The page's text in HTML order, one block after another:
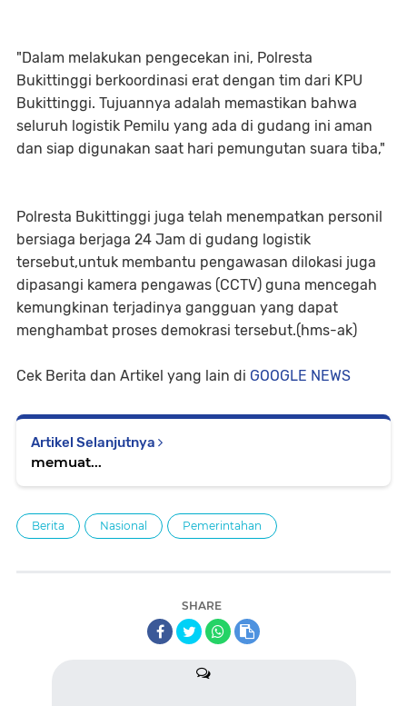
"Dalam melakukan pengecekan ini, Polresta
Bukittinggi berkoordinasi erat dengan tim dari KPU
Bukittinggi. Tujuannya adalah memastikan bahwa
seluruh logistik Pemilu yang ada di gudang ini aman
dan siap digunakan saat hari pemungutan suara tiba,"
Polresta Bukittinggi juga telah menempatkan personil
bersiaga berjaga 24 Jam di gudang logistik
tersebut,untuk membantu pengawasan dilokasi juga
dipasangi kamera pengawas (CCTV) guna mencegah
kemungkinan terjadinya gangguan yang dapat
menghambat proses demokrasi tersebut.(hms-ak)
Cek Berita dan Artikel yang lain di GOOGLE NEWS
Artikel Selanjutnya
memuat...
Berita Nasional Pemerintahan
SHARE